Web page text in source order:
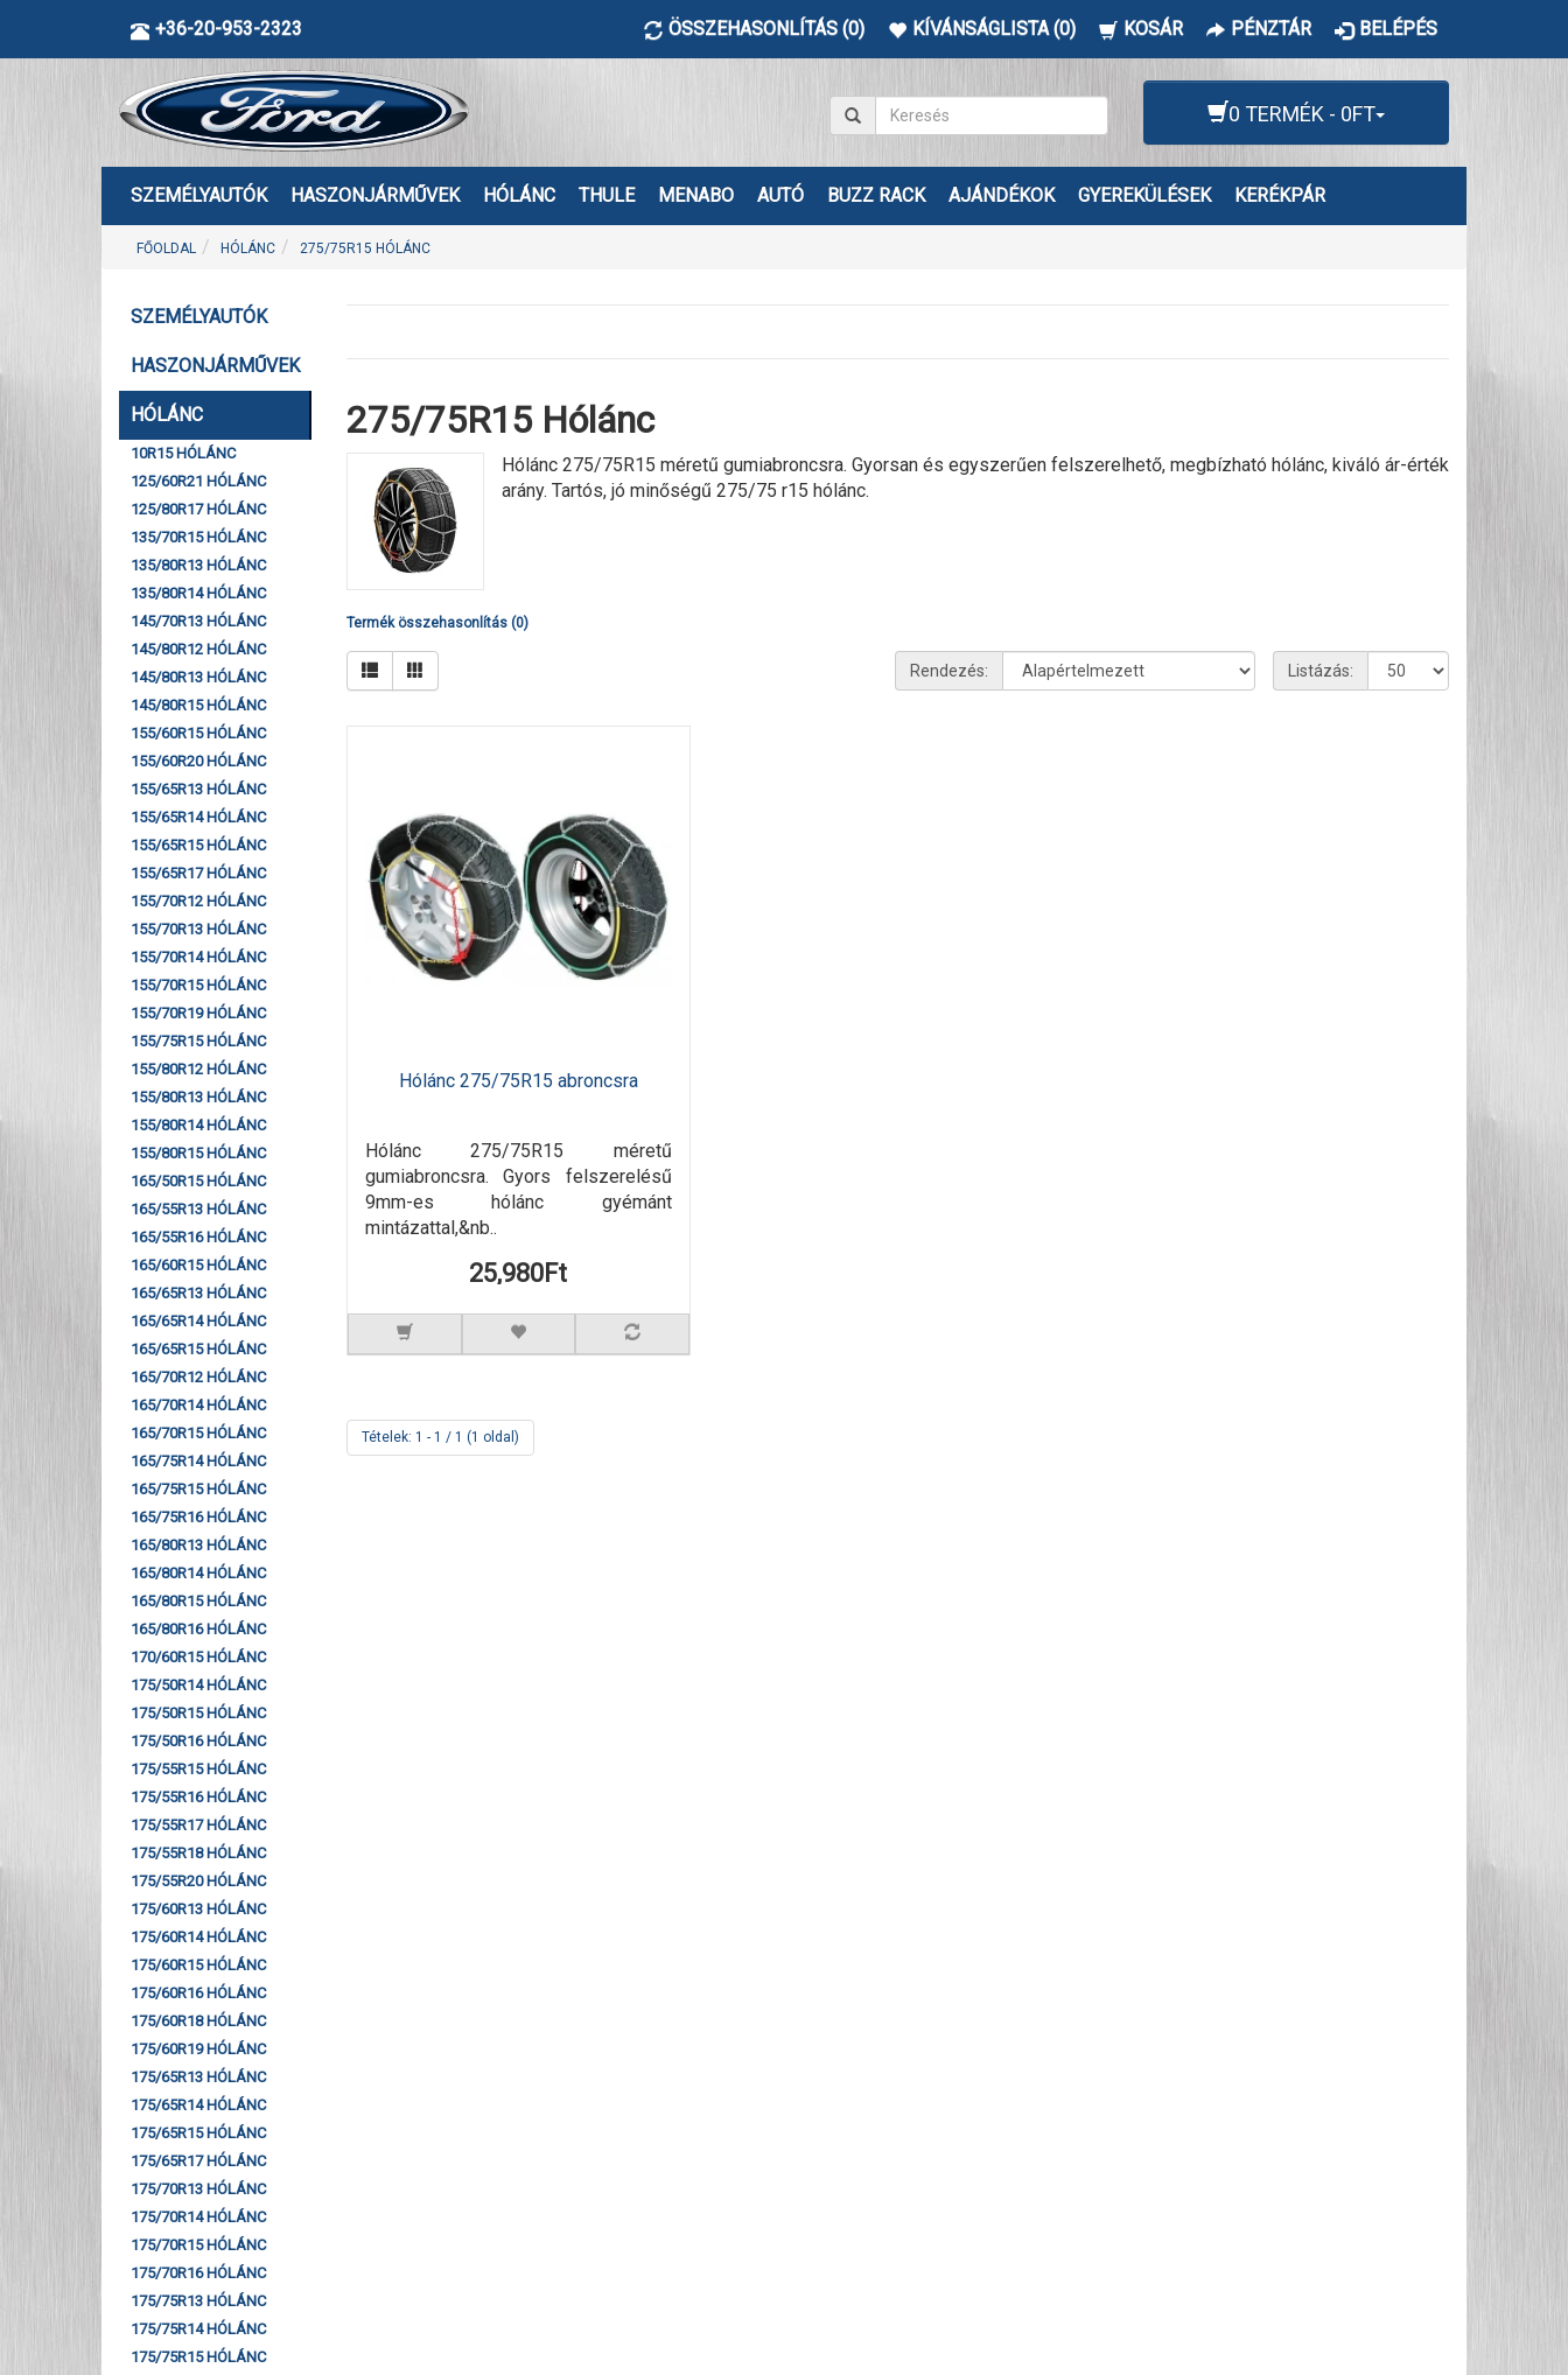
+36-20-953-2323 ÖSSZEHASONLÍTÁS (0) KÍVÁNSÁGLISTA (0) KOSÁR PÉNZTÁR BELÉPÉS
0 TERMÉK - 0FT
SZEMÉLYAUTÓK HASZONJÁRMŰVEK HÓLÁNC THULE MENABO AUTÓ BUZZ RACK AJÁNDÉKOK GYEREKÜLÉSEK KERÉKPÁR
FŐOLDAL HÓLÁNC 275/75R15 HÓLÁNC
SZEMÉLYAUTÓK
HASZONJÁRMŰVEK
HÓLÁNC
10R15 HÓLÁNC
125/60R21 HÓLÁNC
125/80R17 HÓLÁNC
135/70R15 HÓLÁNC
135/80R13 HÓLÁNC
135/80R14 HÓLÁNC
145/70R13 HÓLÁNC
145/80R12 HÓLÁNC
145/80R13 HÓLÁNC
145/80R15 HÓLÁNC
155/60R15 HÓLÁNC
155/60R20 HÓLÁNC
155/65R13 HÓLÁNC
155/65R14 HÓLÁNC
155/65R15 HÓLÁNC
155/65R17 HÓLÁNC
155/70R12 HÓLÁNC
155/70R13 HÓLÁNC
155/70R14 HÓLÁNC
155/70R15 HÓLÁNC
155/70R19 HÓLÁNC
155/75R15 HÓLÁNC
155/80R12 HÓLÁNC
155/80R13 HÓLÁNC
155/80R14 HÓLÁNC
155/80R15 HÓLÁNC
165/50R15 HÓLÁNC
165/55R13 HÓLÁNC
165/55R16 HÓLÁNC
165/60R15 HÓLÁNC
165/65R13 HÓLÁNC
165/65R14 HÓLÁNC
165/65R15 HÓLÁNC
165/70R12 HÓLÁNC
165/70R14 HÓLÁNC
165/70R15 HÓLÁNC
165/75R14 HÓLÁNC
165/75R15 HÓLÁNC
165/75R16 HÓLÁNC
165/80R13 HÓLÁNC
165/80R14 HÓLÁNC
165/80R15 HÓLÁNC
165/80R16 HÓLÁNC
170/60R15 HÓLÁNC
175/50R14 HÓLÁNC
175/50R15 HÓLÁNC
175/50R16 HÓLÁNC
175/55R15 HÓLÁNC
175/55R16 HÓLÁNC
175/55R17 HÓLÁNC
175/55R18 HÓLÁNC
175/55R20 HÓLÁNC
175/60R13 HÓLÁNC
175/60R14 HÓLÁNC
175/60R15 HÓLÁNC
175/60R16 HÓLÁNC
175/60R18 HÓLÁNC
175/60R19 HÓLÁNC
175/65R13 HÓLÁNC
175/65R14 HÓLÁNC
175/65R15 HÓLÁNC
175/65R17 HÓLÁNC
175/70R13 HÓLÁNC
175/70R14 HÓLÁNC
175/70R15 HÓLÁNC
175/70R16 HÓLÁNC
175/75R13 HÓLÁNC
175/75R14 HÓLÁNC
175/75R15 HÓLÁNC
275/75R15 Hólánc
Hólánc 275/75R15 méretű gumiabroncsra. Gyorsan és egyszerűen felszerelhető, megbízható hólánc, kiváló ár-érték
arány. Tartós, jó minőségű 275/75 r15 hólánc.
Termék összehasonlítás (0)
Listázás:
Rendezés:
Hólánc 275/75R15 abroncsra
Hólánc 275/75R15 méretű
gumiabroncsra. Gyors felszerelésű
9mm-es hólánc gyémánt
mintázattal,&nb..
25,980Ft
Tételek: 1 - 1 / 1 (1 oldal)